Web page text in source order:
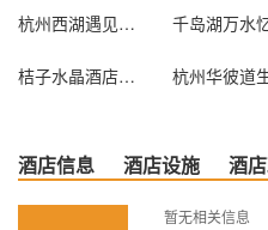
杭州西湖遇见主题酒店(精品店)
桔子水晶酒店（杭州钱江新城近江店）
酒店信息 酒店设施 酒
暂无相关信息